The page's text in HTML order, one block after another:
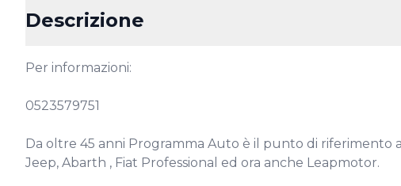
Descrizione
Per informazioni:
0523579751
Da oltre 45 anni Programma Auto è il punto di riferimento
Jeep, Abarth , Fiat Professional ed ora anche Leapmotor.